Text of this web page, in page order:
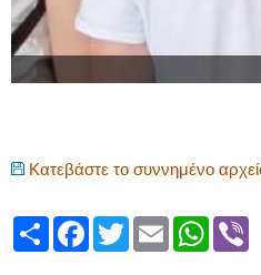
Κατεβάστε το συννημένο
ShareFacebook
TwitterEmail